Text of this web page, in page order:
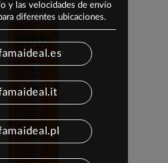
y las velocidades de envío
diferentes ubicaciones.